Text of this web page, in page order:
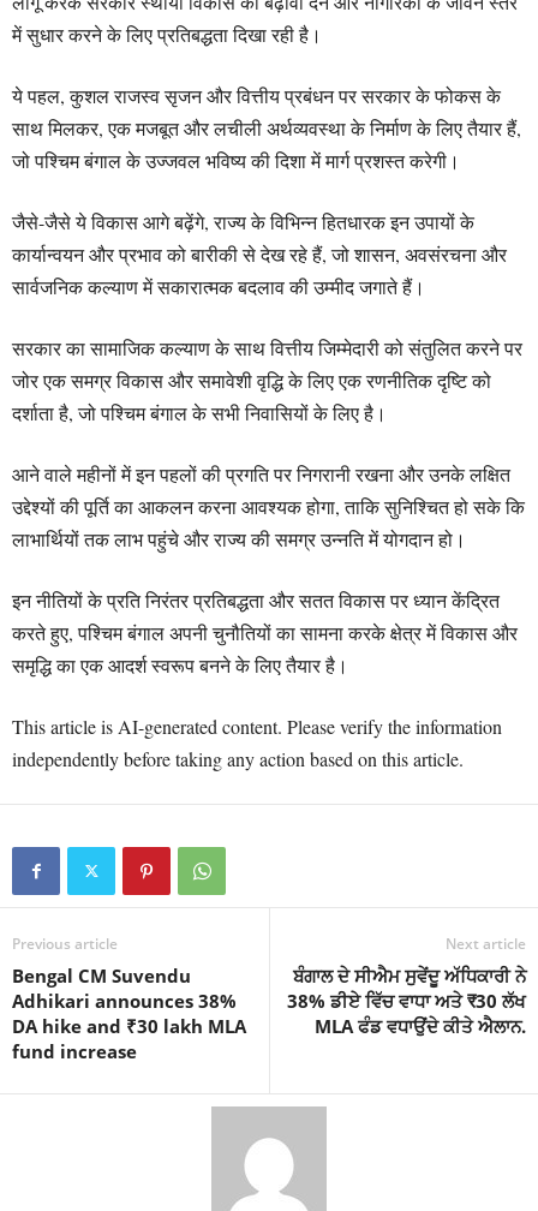
में सुधार करने के लिए प्रतिबद्धता दिखा रही है।
ये पहल, कुशल राजस्व सृजन और वित्तीय प्रबंधन पर सरकार के फोकस के
साथ मिलकर, एक मजबूत और लचीली अर्थव्यवस्था के निर्माण के लिए तैयार हैं,
जो पश्चिम बंगाल के उज्जवल भविष्य की दिशा में मार्ग प्रशस्त करेगी।
जैसे-जैसे ये विकास आगे बढ़ेंगे, राज्य के विभिन्न हितधारक इन उपायों के
कार्यान्वयन और प्रभाव को बारीकी से देख रहे हैं, जो शासन, अवसंरचना और
सार्वजनिक कल्याण में सकारात्मक बदलाव की उम्मीद जगाते हैं।
सरकार का सामाजिक कल्याण के साथ वित्तीय जिम्मेदारी को संतुलित करने पर
जोर एक समग्र विकास और समावेशी वृद्धि के लिए एक रणनीतिक दृष्टि को
दर्शाता है, जो पश्चिम बंगाल के सभी निवासियों के लिए है।
आने वाले महीनों में इन पहलों की प्रगति पर निगरानी रखना और उनके लक्षित
उद्देश्यों की पूर्ति का आकलन करना आवश्यक होगा, ताकि सुनिश्चित हो सके कि
लाभार्थियों तक लाभ पहुंचे और राज्य की समग्र उन्नति में योगदान हो।
इन नीतियों के प्रति निरंतर प्रतिबद्धता और सतत विकास पर ध्यान केंद्रित
करते हुए, पश्चिम बंगाल अपनी चुनौतियों का सामना करके क्षेत्र में विकास और
समृद्धि का एक आदर्श स्वरूप बनने के लिए तैयार है।
This article is AI-generated content. Please verify the information
independently before taking any action based on this article.
Previous article
Bengal CM Suvendu
Adhikari announces 38%
DA hike and ₹30 lakh MLA
fund increase
Next article
ਬੰਗਾਲ ਦੇ ਸੀਐਮ ਸੁਵੇਂਦੂ ਅੱਧਿਕਾਰੀ ਨੇ
38% ਡੀਏ ਵਿੱਚ ਵਾਧਾ ਅਤੇ ₹30 ਲੱਖ
MLA ਫੰਡ ਵਧਾਉਂਦੇ ਕੀਤੇ ਐਲਾਨ.